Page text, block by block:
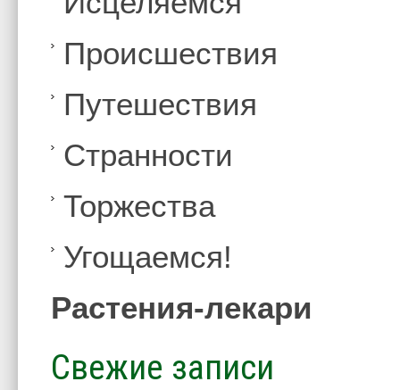
Происшествия
Путешествия
Странности
Торжества
Угощаемся!
Растения-лекари
Свежие записи